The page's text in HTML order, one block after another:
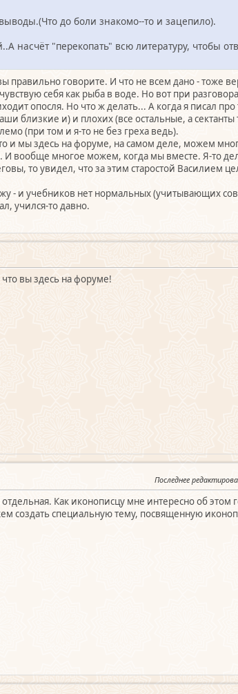
до боли знакомо--то и зацепило).
насчёт "перекопать" всю литературу, чтобы
правильно говорите. И что не всем дано - тоже
себя как рыба в воде. Но вот при
опосля. Но что ж делать... А когда я писал
близкие и) и плохих (все остальные, а сектанты
(при том и я-то не без греха ведь).
и мы здесь на форуме, на самом деле, можем
вообще многое можем, когда мы вместе. Я-то
то увидел, что за этим старостой Василием
- и учебников нет нормальных (учитывающих
учился-то давно.
вы здесь на форуме!
Последнее
Как иконописцу мне интересно об этом
создать специальную тему, посвященную